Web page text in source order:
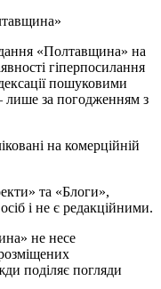
«Полтавщина» на
гіперпосилання
пошуковими
за погодженням з
на комерційній
та «Блоги»,
і не є редакційними.
не несе
поділяє погляди